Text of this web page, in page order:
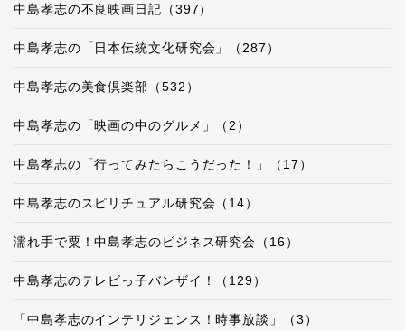
中島孝志の不良映画日記（397）
中島孝志の「日本伝統文化研究会」（287）
中島孝志の美食倶楽部（532）
中島孝志の「映画の中のグルメ」（2）
中島孝志の「行ってみたらこうだった！」（17）
中島孝志のスピリチュアル研究会（14）
濡れ手で粟！中島孝志のビジネス研究会（16）
中島孝志のテレビっ子バンザイ！（129）
「中島孝志のインテリジェンス！時事放談」（3）